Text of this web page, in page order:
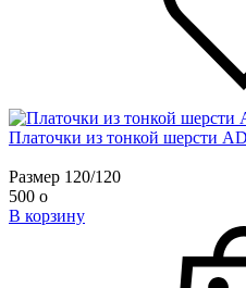
​Платочки из тонкой шерсти
Размер 120/120
500 o
В корзину